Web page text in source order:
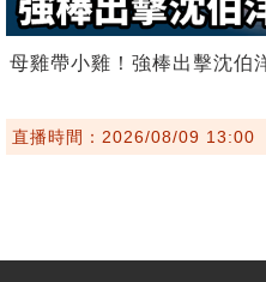
母雞帶小雞！強棒出擊沈伯
直播時間：2026/08/09 13:00